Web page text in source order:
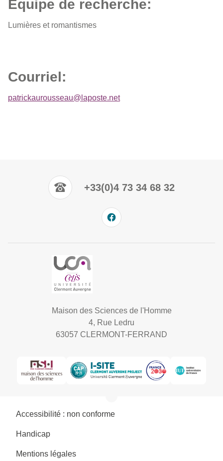
Équipe de recherche:
Lumières et romantismes
Courriel:
patrickaurousseau@laposte.net
+33(0)4 73 34 68 32
Maison des Sciences de l'Homme
4, Rue Ledru
63057 CLERMONT-FERRAND
Accessibilité : non conforme
Handicap
Mentions légales